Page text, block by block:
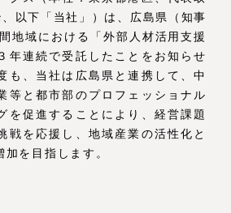
以下「当社」）は、広島県（知事
地域における「外部人材活用支援
年連続で受託したことをお知らせ
も、当社は広島県と連携して、中
等と都市部のプロフェッショナル
を促進することにより、経営課題
戦を応援し、地域産業の活性化と
を目指します。